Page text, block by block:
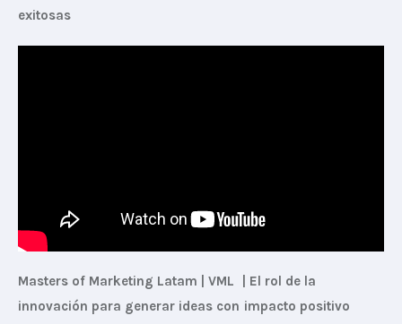
exitosas
Masters of Marketing Latam | VML  | El rol de la
innovación para generar ideas con impacto positivo